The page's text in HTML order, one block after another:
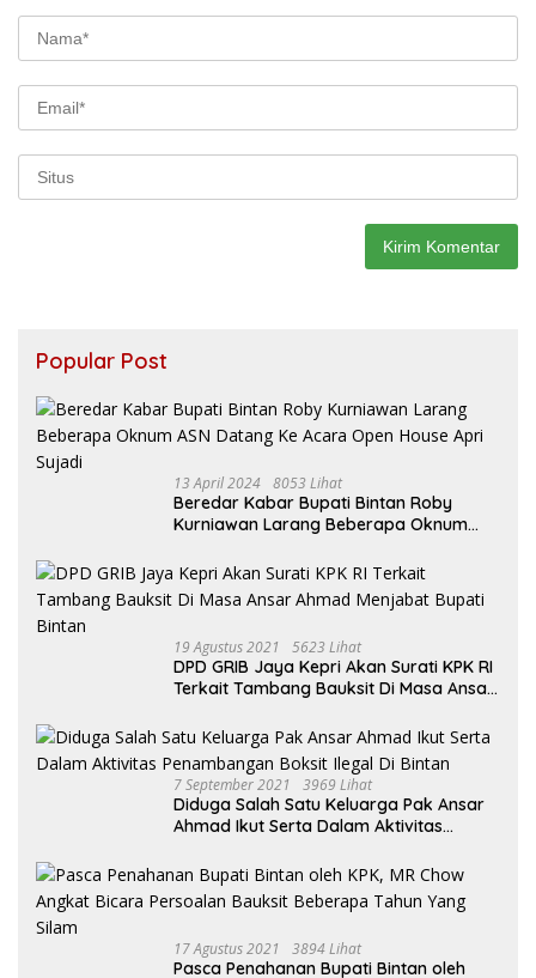
Popular Post
13 April 2024 8053 Lihat
Beredar Kabar Bupati Bintan Roby
Kurniawan Larang Beberapa Oknum
Sujadi
19 Agustus 2021 5623 Lihat
DPD GRIB Jaya Kepri Akan Surati KPK RI
Terkait Tambang Bauksit Di Masa Ansar
7 September 2021 3969 Lihat
Diduga Salah Satu Keluarga Pak Ansar
Ahmad Ikut Serta Dalam Aktivitas
17 Agustus 2021 3894 Lihat
Pasca Penahanan Bupati Bintan oleh